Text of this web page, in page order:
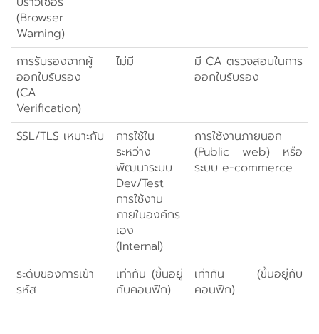
(Browser
Warning)
การรับรองจากผู้
ออกใบรับรอง
(CA
Verification)
ไม่มี
มี CA ตรวจสอบในการ
ออกใบรับรอง
SSL/TLS เหมาะกับ
การใช้ใน
ระหว่าง
พัฒนาระบบ
Dev/Test
การใช้งาน
ภายในองค์กร
เอง
(Internal)
การใช้งานภายนอก
(Public web) หรือ
ระบบ e-commerce
ระดับของการเข้า
รหัส
เท่ากัน (ขึ้นอยู่
กับคอนฟิก)
เท่ากัน (ขึ้นอยู่กับ
คอนฟิก)